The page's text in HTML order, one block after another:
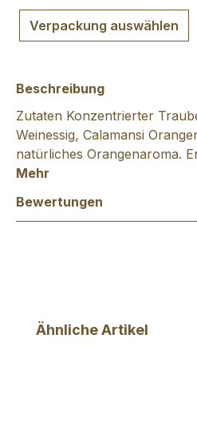
Verpackung auswählen
Beschreibung
Zutaten Konzentrierter
Weinessig, Calamansi
natürliches Orangenaroma.
Mehr
Bewertungen
Produktgalerie
Ähnliche Artikel